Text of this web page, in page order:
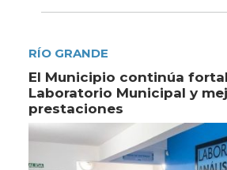
RÍO GRANDE
El Municipio continúa
Laboratorio Municipal y
prestaciones